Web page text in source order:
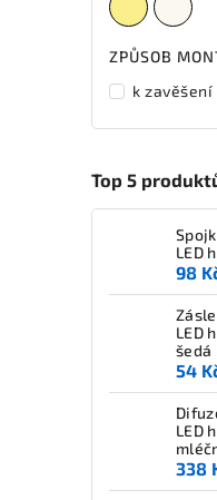
ZPŮSOB
k zavěšení
Top 5
LED
98
LED
šedá
54
LED
338